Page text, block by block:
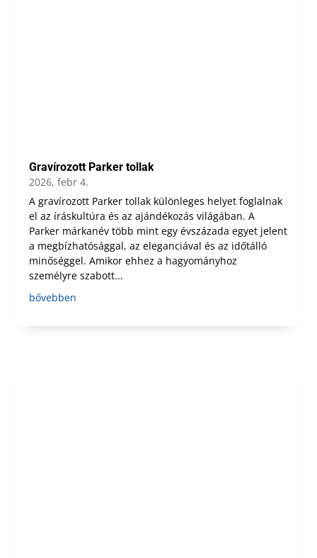
Gravírozott Parker tollak
2026, febr 4.
A gravírozott Parker tollak különleges helyet foglalnak
el az íráskultúra és az ajándékozás világában. A
Parker márkanév több mint egy évszázada egyet jelent
a megbízhatósággal, az eleganciával és az időtálló
minőséggel. Amikor ehhez a hagyományhoz
személyre szabott...
bővebben